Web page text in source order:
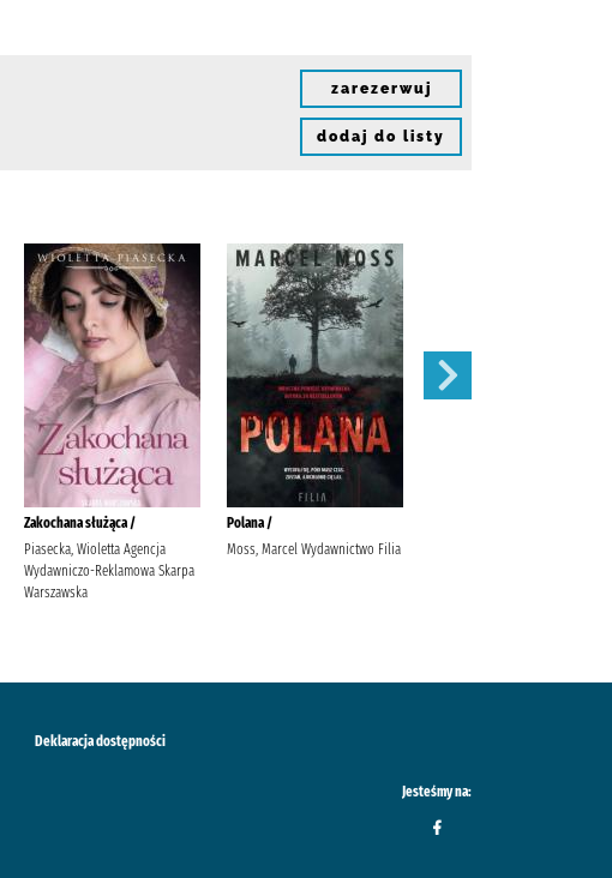
zarezerwuj
dodaj do listy
Zakochana służąca /
Piasecka, Wioletta Agencja
Wydawniczo-Reklamowa Skarpa
Warszawska
Polana /
Moss, Marcel Wydawnictwo Filia
Deklaracja dostępności
Jesteśmy na: